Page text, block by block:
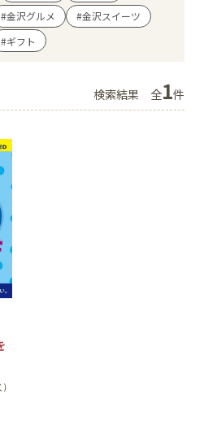
#金沢グルメ
#金沢スイーツ
#ギフト
検索結果 全1件